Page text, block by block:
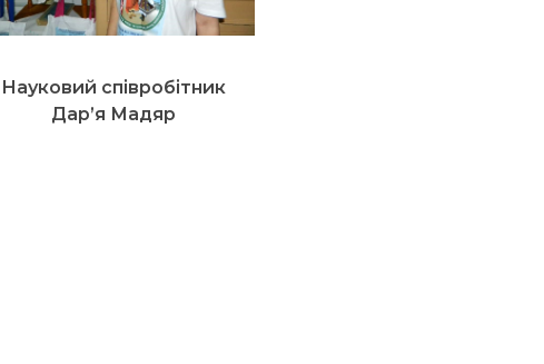
Науковий співробітник
Дар’я Мадяр